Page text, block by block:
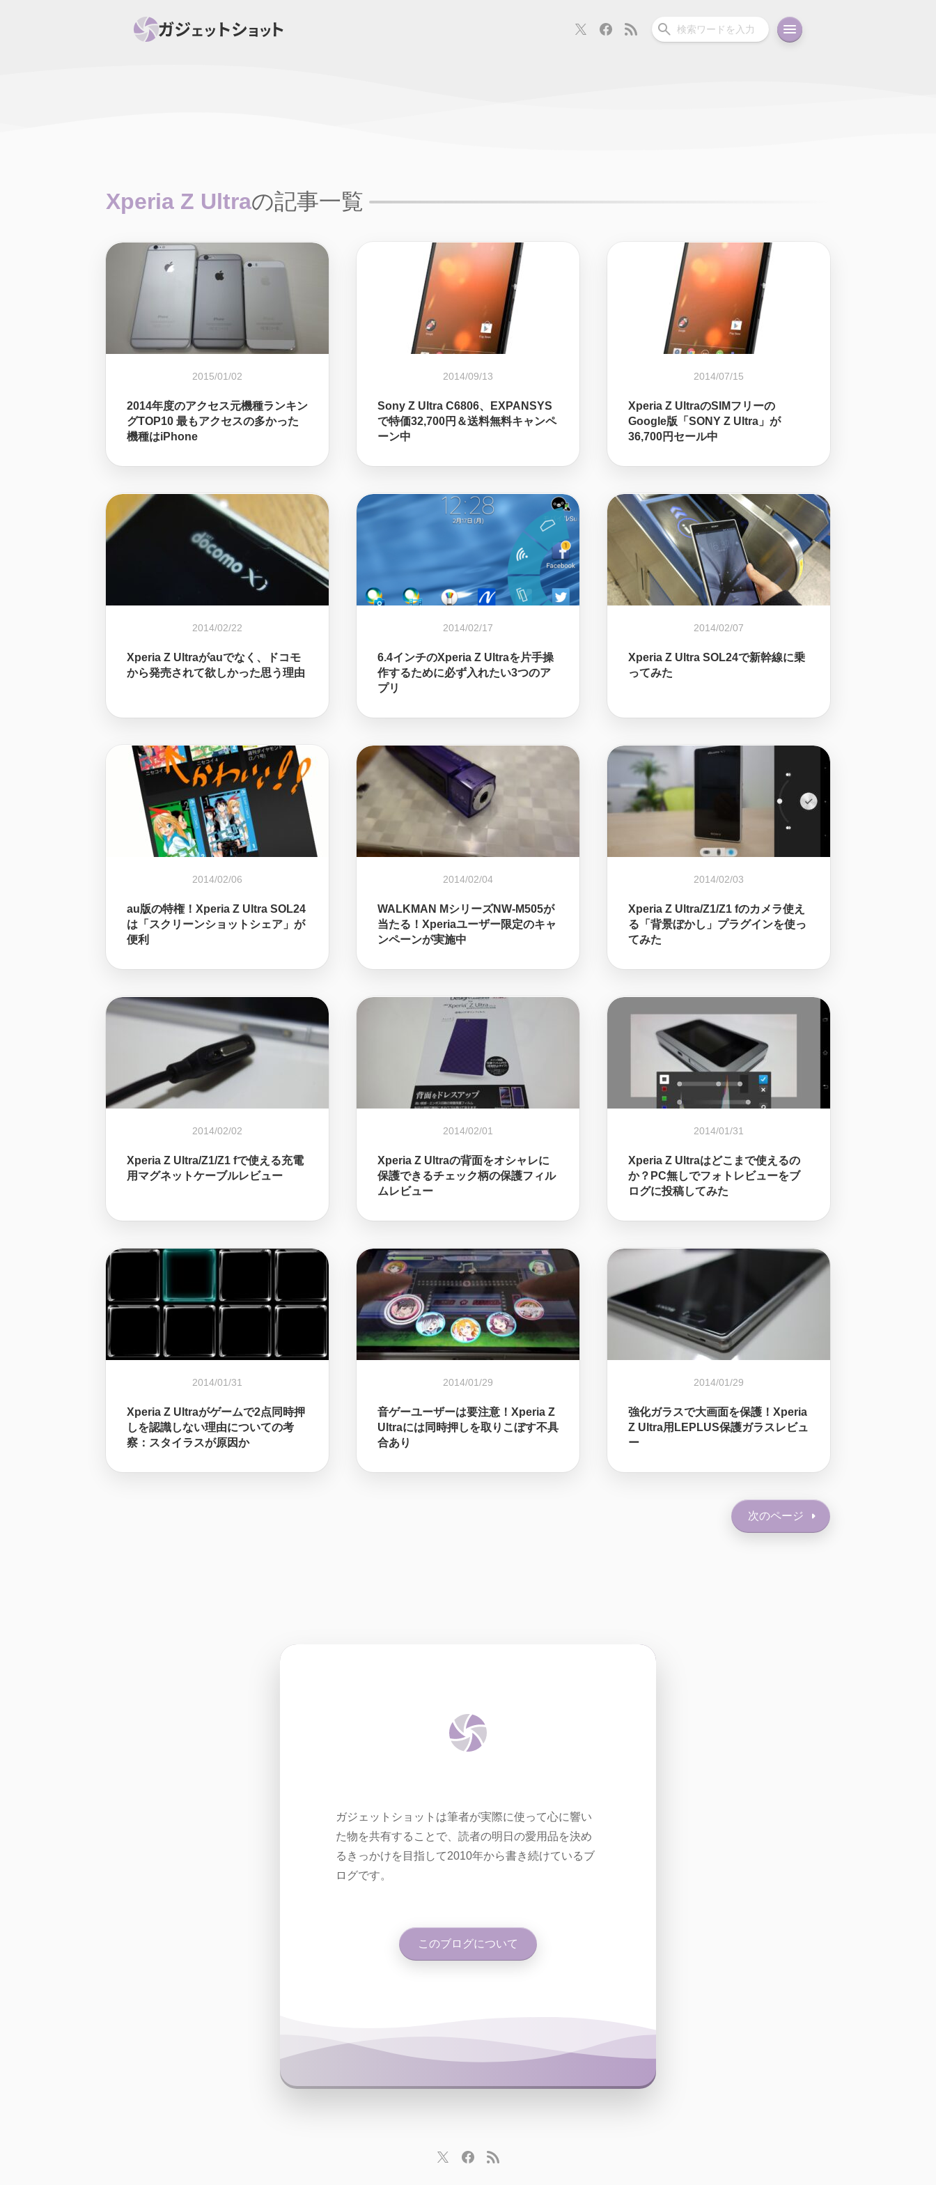
Xperia Z Ultraの記事一覧
2015/01/02
2014年度のアクセス元機種ランキン
グTOP10 最もアクセスの多かった
機種はiPhone
2014/09/13
Sony Z Ultra C6806、EXPANSYS
で特価32,700円＆送料無料キャンペ
ーン中
2014/07/15
Xperia Z UltraのSIMフリーの
Google版「SONY Z Ultra」が
36,700円セール中
2014/02/22
Xperia Z Ultraがauでなく、ドコモ
から発売されて欲しかった思う理由
2014/02/17
6.4インチのXperia Z Ultraを片手操
作するために必ず入れたい3つのア
プリ
2014/02/07
Xperia Z Ultra SOL24で新幹線に乗
ってみた
2014/02/06
au版の特権！Xperia Z Ultra SOL24
は「スクリーンショットシェア」が
便利
2014/02/04
WALKMAN MシリーズNW-M505が
当たる！Xperiaユーザー限定のキャ
ンペーンが実施中
2014/02/03
Xperia Z Ultra/Z1/Z1 fのカメラ使え
る「背景ぼかし」プラグインを使っ
てみた
2014/02/02
Xperia Z Ultra/Z1/Z1 fで使える充電
用マグネットケーブルレビュー
2014/02/01
Xperia Z Ultraの背面をオシャレに
保護できるチェック柄の保護フィル
ムレビュー
2014/01/31
Xperia Z Ultraはどこまで使えるの
か？PC無しでフォトレビューをブ
ログに投稿してみた
2014/01/31
Xperia Z Ultraがゲームで2点同時押
しを認識しない理由についての考
察：スタイラスが原因か
2014/01/29
音ゲーユーザーは要注意！Xperia Z
Ultraには同時押しを取りこぼす不具
合あり
2014/01/29
強化ガラスで大画面を保護！Xperia
Z Ultra用LEPLUS保護ガラスレビュ
ー
次のページ
ガジェットショットは筆者が実際に使って心に響い
た物を共有することで、読者の明日の愛用品を決め
るきっかけを目指して2010年から書き続けているブ
ログです。
このブログについて